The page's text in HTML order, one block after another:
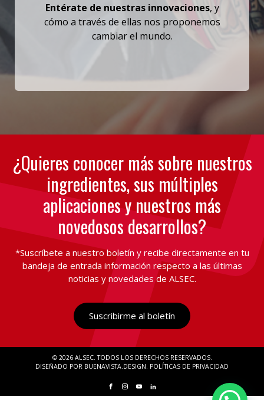
Entérate de nuestras innovaciones, y
cómo a través de ellas nos proponemos
cambiar el mundo.
¿Quieres conocer más sobre nuestros
ingredientes, sus múltiples
aplicaciones y nuestros más
novedosos desarrollos?
*Suscríbete a nuestro boletín y recibe directamente en tu
bandeja de entrada información respecto a las últimas
noticias y novedades de ALSEC.
Suscribirme al boletín
© 2026 ALSEC TODOS LOS DERECHOS RESERVADOS
DISEÑADO POR BUENAVISTA.DESIGN POLÍTICAS DE PRIVACIDAD